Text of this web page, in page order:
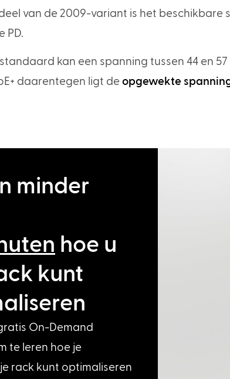
van de 2009-variant is het beschikbare
PD.
kan een spanning tussen 44 en
daarentegen ligt de opgewekte
minder
hoe u
kunt
On-Demand
te leren hoe je
rack kunt optimaliseren